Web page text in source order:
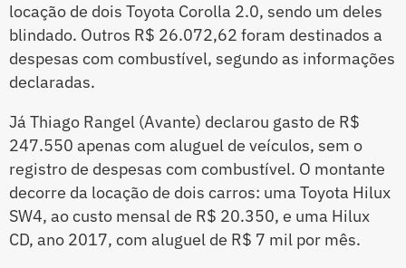
locação de dois Toyota Corolla 2.0, sendo um deles
blindado. Outros R$ 26.072,62 foram destinados a
despesas com combustível, segundo as informações
declaradas.
Já Thiago Rangel (Avante) declarou gasto de R$
247.550 apenas com aluguel de veículos, sem o
registro de despesas com combustível. O montante
decorre da locação de dois carros: uma Toyota Hilux
SW4, ao custo mensal de R$ 20.350, e uma Hilux
CD, ano 2017, com aluguel de R$ 7 mil por mês.